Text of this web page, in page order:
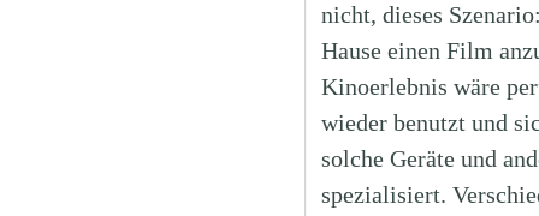
nicht, dieses
Hause einen Film
Kinoerlebnis wäre
wieder benutzt und
solche Geräte und
spezialisiert.